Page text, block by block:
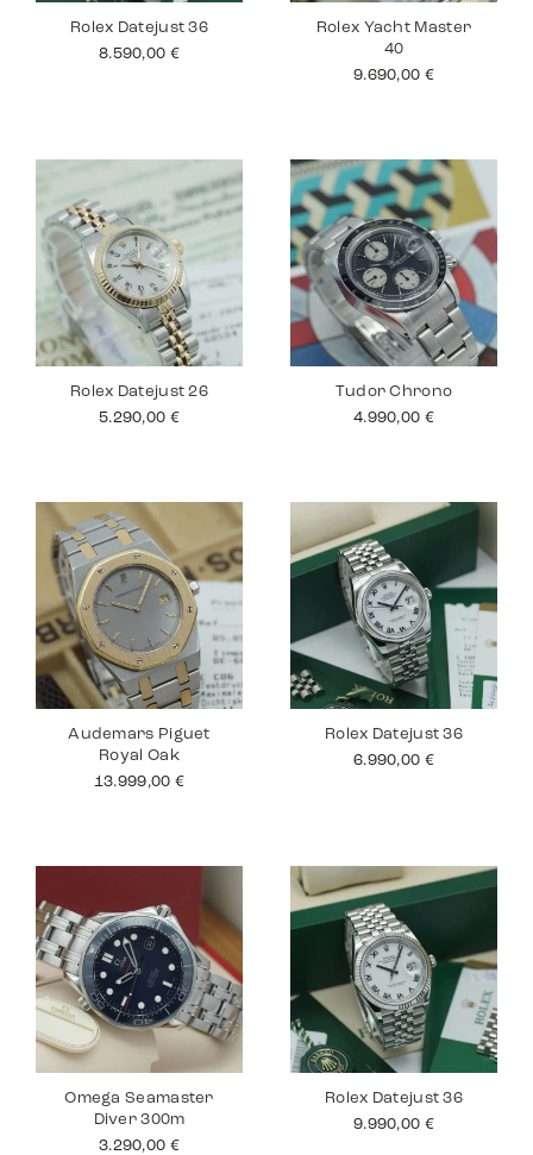
Rolex Datejust 36
8.590,00 €
Rolex Yacht Master
40
9.690,00 €
Rolex Datejust 26
5.290,00 €
Tudor Chrono
4.990,00 €
Audemars Piguet
Royal Oak
13.999,00 €
Rolex Datejust 36
6.990,00 €
Omega Seamaster
Diver 300m
3.290,00 €
Rolex Datejust 36
9.990,00 €